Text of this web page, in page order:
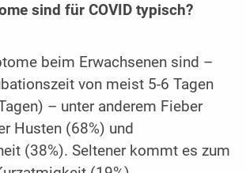
sind für COVID typisch?
beim Erwachsenen sind –
von meist 5-6 Tagen
– unter anderem Fieber
Husten (68%) und
(38%). Seltener kommt es zum